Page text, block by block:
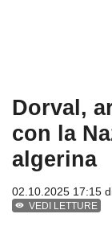
Dorval,
con la
algerina
02.10.2025 17:15
VEDI LETTURE